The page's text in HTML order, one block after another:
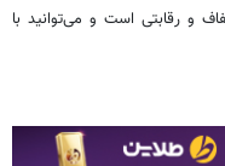
و رقابتی است و می‌توانید با